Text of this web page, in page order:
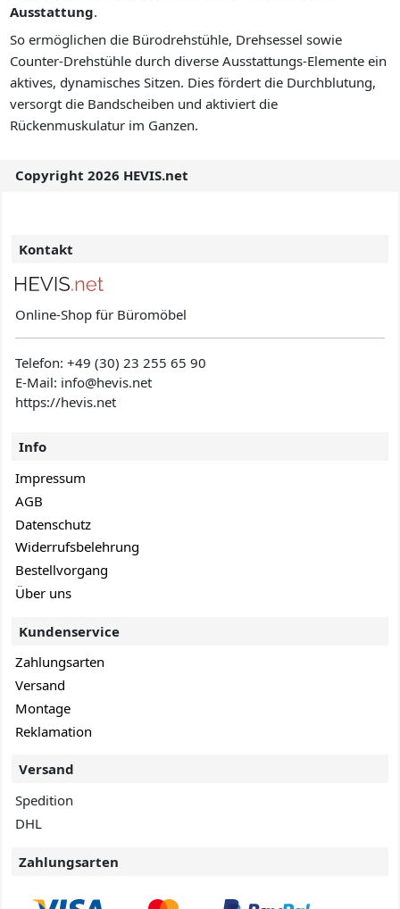
Ausstattung.
So ermöglichen die Bürodrehstühle, Drehsessel sowie
Counter-Drehstühle durch diverse Ausstattungs-Elemente ein
aktives, dynamisches Sitzen. Dies fördert die Durchblutung,
versorgt die Bandscheiben und aktiviert die
Rückenmuskulatur im Ganzen.
Copyright 2026 HEVIS.net
Kontakt
Online-Shop für Büromöbel
Telefon:+49 (30) 23 255 65 90
E-Mail: info@hevis.net
https://hevis.net
Info
Impressum
AGB
Datenschutz
Widerrufsbelehrung
Bestellvorgang
Über uns
Kundenservice
Zahlungsarten
Versand
Montage
Reklamation
Versand
Spedition
DHL
Zahlungsarten